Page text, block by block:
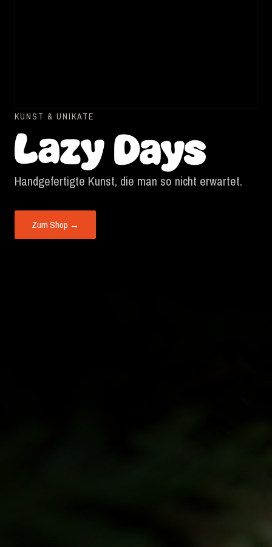
KUNST & UNIKATE
Handgefertigte Kunst, die man so nicht erwartet.
Zum Shop →